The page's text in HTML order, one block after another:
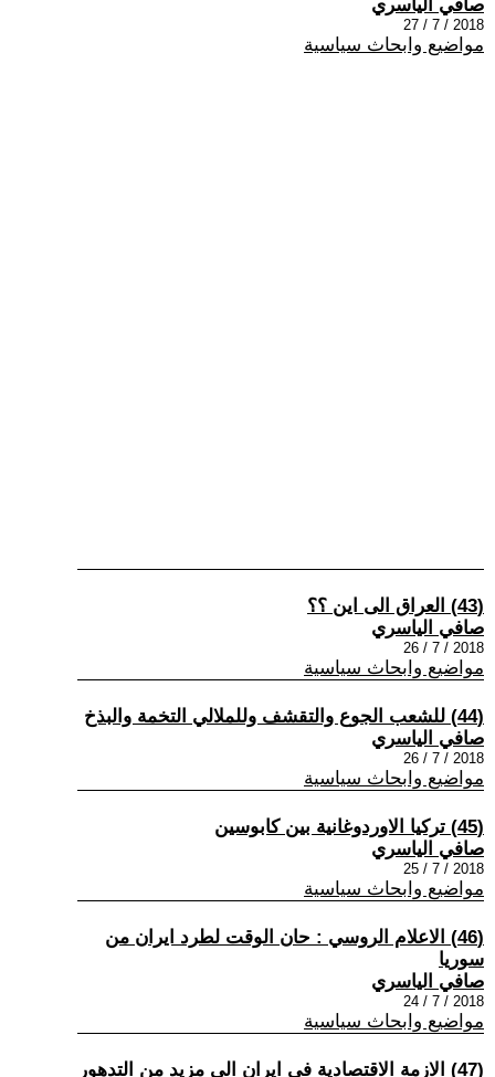
صافي الياسري
2018 / 7 / 27
مواضيع وابحاث سياسية
(43) العراق الى اين ؟؟
صافي الياسري
2018 / 7 / 26
مواضيع وابحاث سياسية
(44) للشعب الجوع والتقشف وللملالي التخمة والبذخ
صافي الياسري
2018 / 7 / 26
مواضيع وابحاث سياسية
(45) تركيا الاوردوغانية بين كابوسين
صافي الياسري
2018 / 7 / 25
مواضيع وابحاث سياسية
(46) الاعلام الروسي : حان الوقت لطرد ايران من
سوريا
صافي الياسري
2018 / 7 / 24
مواضيع وابحاث سياسية
(47) الازمة الاقتصادية في ايران الى مزيد من التدهور